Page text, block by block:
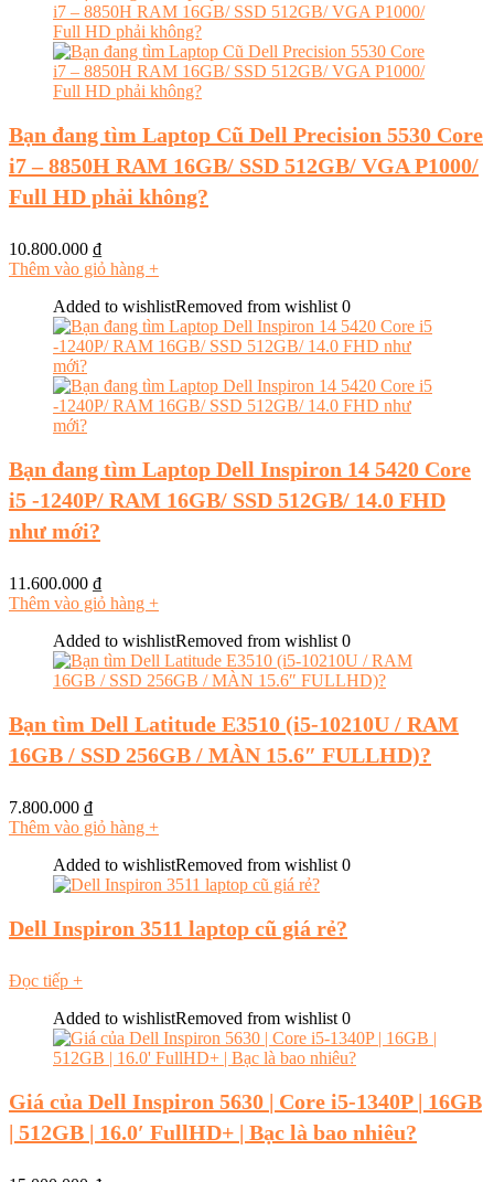
Bạn đang tìm Laptop Cũ Dell Precision 5530 Core
i7 – 8850H RAM 16GB/ SSD 512GB/ VGA P1000/
Full HD phải không?
10.800.000 ₫
Thêm vào giỏ hàng +
Added to wishlistRemoved from wishlist 0
Bạn đang tìm Laptop Dell Inspiron 14 5420 Core
i5 -1240P/ RAM 16GB/ SSD 512GB/ 14.0 FHD
như mới?
11.600.000 ₫
Thêm vào giỏ hàng +
Added to wishlistRemoved from wishlist 0
Bạn tìm Dell Latitude E3510 (i5-10210U / RAM
16GB / SSD 256GB / MÀN 15.6″ FULLHD)?
7.800.000 ₫
Thêm vào giỏ hàng +
Added to wishlistRemoved from wishlist 0
Dell Inspiron 3511 laptop cũ giá rẻ?
Đọc tiếp +
Added to wishlistRemoved from wishlist 0
Giá của Dell Inspiron 5630 | Core i5-1340P | 16GB
| 512GB | 16.0′ FullHD+ | Bạc là bao nhiêu?